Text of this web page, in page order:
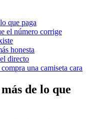
que paga
el número corrige
honesta
directo
una camiseta cara
de lo que